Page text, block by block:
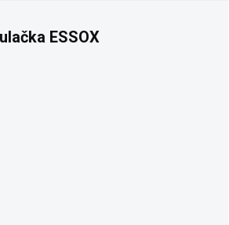
ESSOX